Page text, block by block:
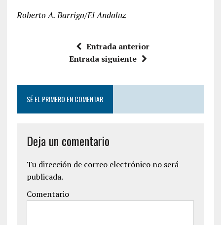
Roberto A. Barriga/El Andaluz
Entrada anterior
Entrada siguiente
SÉ EL PRIMERO EN COMENTAR
Deja un comentario
Tu dirección de correo electrónico no será
publicada.
Comentario